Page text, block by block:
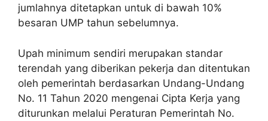
jumlahnya ditetapkan untuk di bawah 10%
besaran UMP tahun sebelumnya.
Upah minimum sendiri merupakan standar
terendah yang diberikan pekerja dan ditentukan
oleh pemerintah berdasarkan Undang-Undang
No. 11 Tahun 2020 mengenai Cipta Kerja yang
diturunkan melalui Peraturan Pemerintah No.